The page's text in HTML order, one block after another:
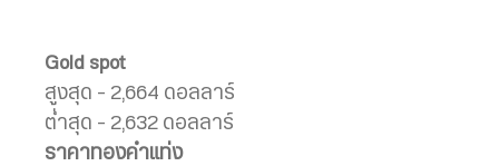
Gold spot
สูงสุด – 2,664 ดอลลาร์
ต่ำสุด – 2,632 ดอลลาร์
ราคาทองคำแท่ง